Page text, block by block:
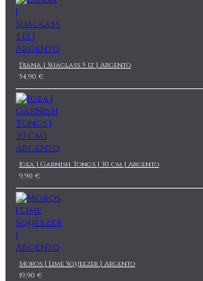
Diana | Suaglass 5 lt | Argento
54,90 €
Igea | Garnish Tongs | 30 cm | Argento
9,90 €
Moros | Lime Squeezer | Argento
19,90 €